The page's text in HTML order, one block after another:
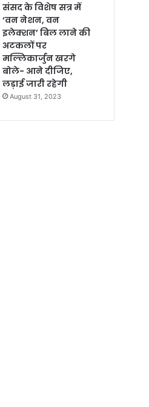
संसद के विशेष सत्र में
‘वन नेशन, वन
इलेक्शन’ बिल लाने की
अटकलों पर
मल्लिकार्जुन खरगे
बोले- आने दीजिए,
लड़ाई जारी रहेगी
August 31, 2023